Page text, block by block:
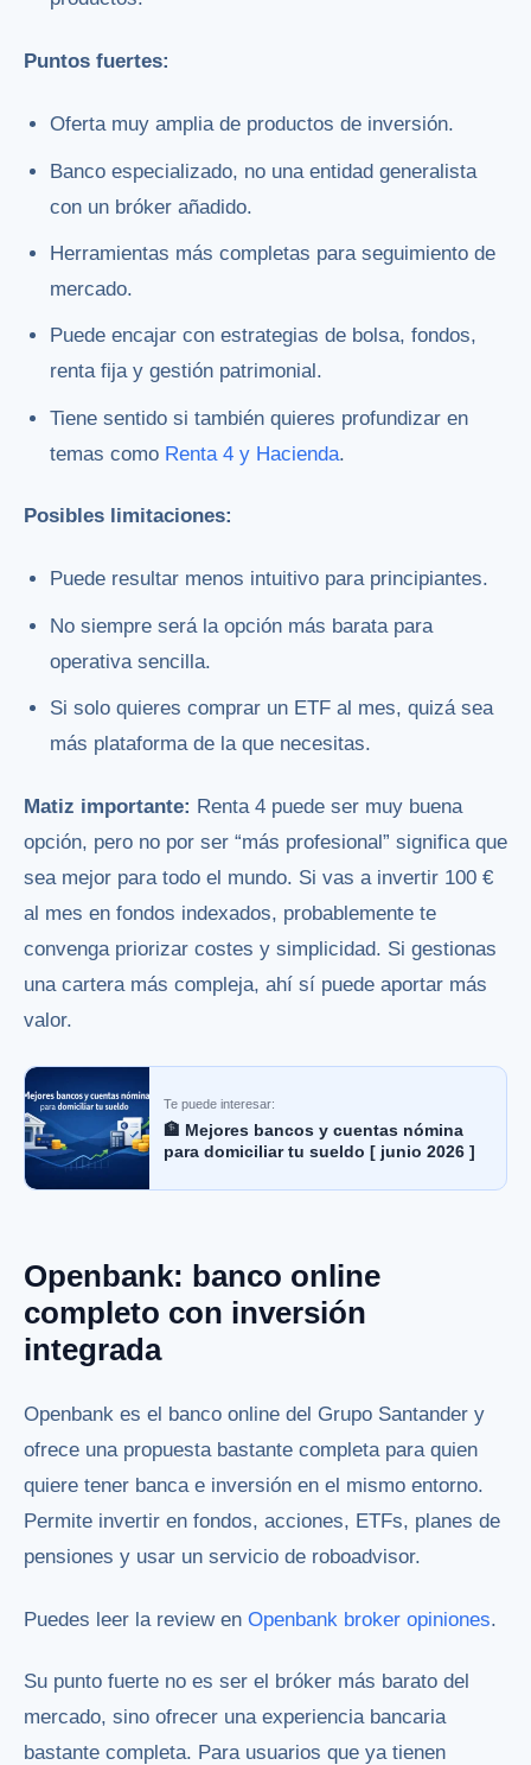
Puntos fuertes:
Oferta muy amplia de productos de inversión.
Banco especializado, no una entidad generalista
con un bróker añadido.
Herramientas más completas para seguimiento de
mercado.
Puede encajar con estrategias de bolsa, fondos,
renta fija y gestión patrimonial.
Tiene sentido si también quieres profundizar en
temas como Renta 4 y Hacienda.
Posibles limitaciones:
Puede resultar menos intuitivo para principiantes.
No siempre será la opción más barata para
operativa sencilla.
Si solo quieres comprar un ETF al mes, quizá sea
más plataforma de la que necesitas.
Matiz importante: Renta 4 puede ser muy buena
opción, pero no por ser “más profesional” significa que
sea mejor para todo el mundo. Si vas a invertir 100 €
al mes en fondos indexados, probablemente te
convenga priorizar costes y simplicidad. Si gestionas
una cartera más compleja, ahí sí puede aportar más
valor.
Te puede interesar:
🏦 Mejores bancos y cuentas nómina
para domiciliar tu sueldo [ junio 2026 ]
Openbank: banco online
completo con inversión
integrada
Openbank es el banco online del Grupo Santander y
ofrece una propuesta bastante completa para quien
quiere tener banca e inversión en el mismo entorno.
Permite invertir en fondos, acciones, ETFs, planes de
pensiones y usar un servicio de roboadvisor.
Puedes leer la review en Openbank broker opiniones.
Su punto fuerte no es ser el bróker más barato del
mercado, sino ofrecer una experiencia bancaria
bastante completa. Para usuarios que ya tienen